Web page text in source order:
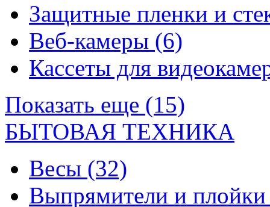
Защитные пленки и
Веб-камеры (6)
Кассеты для
Показать еще (15)
БЫТОВАЯ ТЕХНИКА
Весы (32)
Выпрямители и